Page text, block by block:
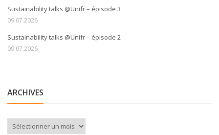
Sustainability talks @Unifr – épisode 3
09.07.2026
Sustainability talks @Unifr – épisode 2
09.07.2026
ARCHIVES
Archives